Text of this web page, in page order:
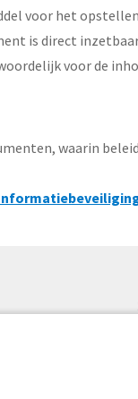
voor het
is direct
voor de
waarin